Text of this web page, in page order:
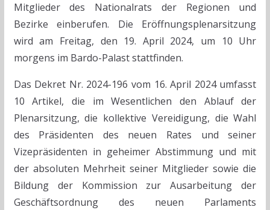
Mitglieder des Nationalrats der Regionen und
Bezirke einberufen. Die Eröffnungsplenarsitzung
wird am Freitag, den 19. April 2024, um 10 Uhr
morgens im Bardo-Palast stattfinden.
Das Dekret Nr. 2024-196 vom 16. April 2024 umfasst
10 Artikel, die im Wesentlichen den Ablauf der
Plenarsitzung, die kollektive Vereidigung, die Wahl
des Präsidenten des neuen Rates und seiner
Vizepräsidenten in geheimer Abstimmung und mit
der absoluten Mehrheit seiner Mitglieder sowie die
Bildung der Kommission zur Ausarbeitung der
Geschäftsordnung des neuen Parlaments